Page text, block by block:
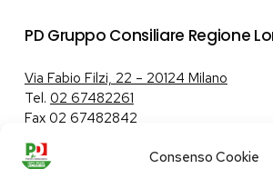
Consenso Cookie
PD Gruppo Consiliare Regione
Via Fabio Filzi, 22 – 20124 Milano
Tel. 02 67482261
Fax 02 67482842
Tutela dei dati personali|Politica sui